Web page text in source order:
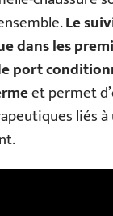
Le
dans les
port
et permet
liés